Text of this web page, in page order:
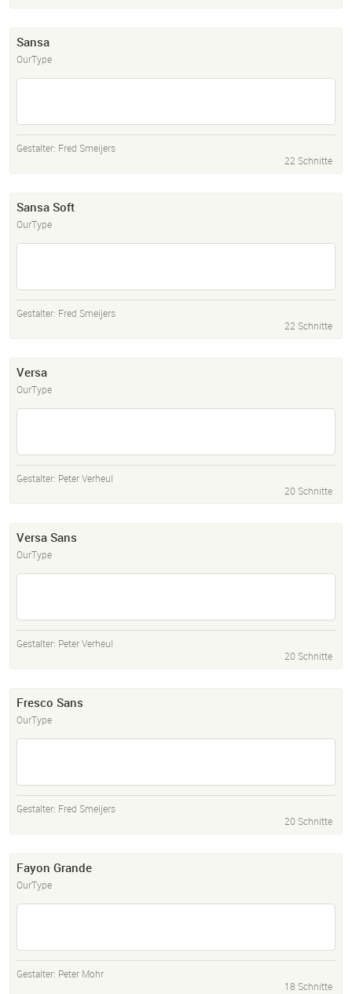
Sansa
OurType
Gestalter: Fred Smeijers
22 Schnitte
Sansa Soft
OurType
Gestalter: Fred Smeijers
22 Schnitte
Versa
OurType
Gestalter: Peter Verheul
20 Schnitte
Versa Sans
OurType
Gestalter: Peter Verheul
20 Schnitte
Fresco Sans
OurType
Gestalter: Fred Smeijers
20 Schnitte
Fayon Grande
OurType
Gestalter: Peter Mohr
18 Schnitte